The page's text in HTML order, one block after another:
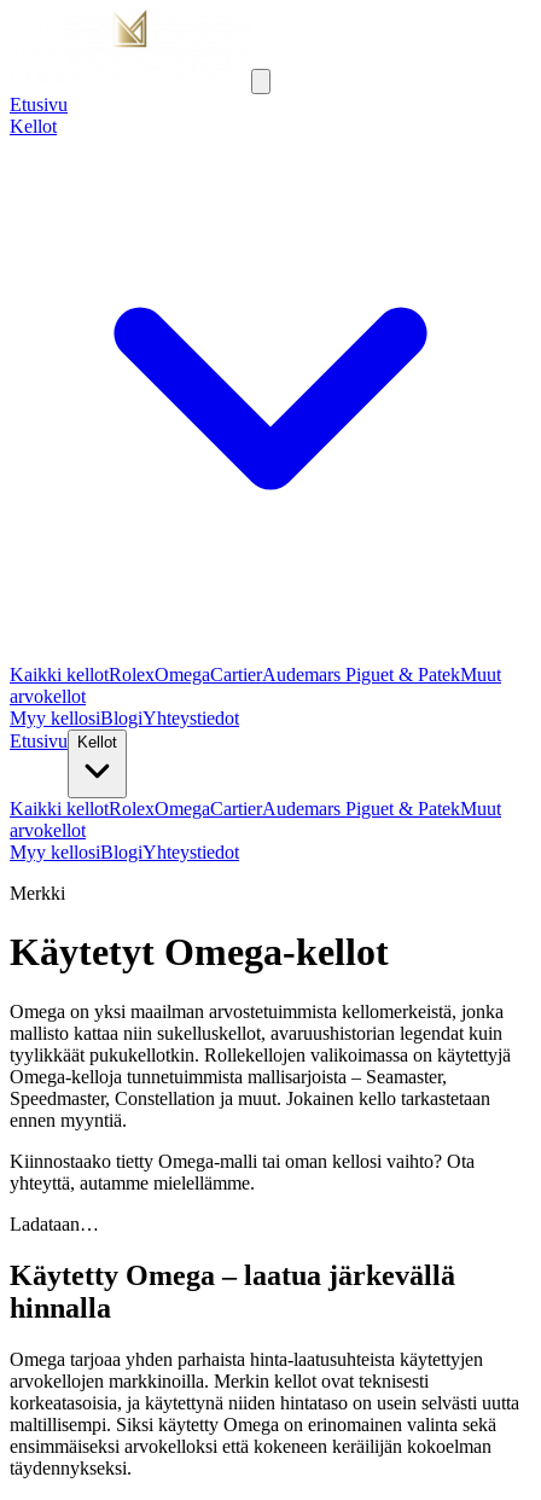
Etusivu
Kellot
Kaikki kellotRolexOmegaCartierAudemars Piguet & PatekMuut
arvokellot
Myy kellosiBlogiYhteystiedot
Etusivu
Kellot
Kaikki kellotRolexOmegaCartierAudemars Piguet & PatekMuut
arvokellot
Myy kellosiBlogiYhteystiedot
Merkki
Käytetyt Omega-kellot
Omega on yksi maailman arvostetuimmista kellomerkeistä, jonka
mallisto kattaa niin sukelluskellot, avaruushistorian legendat kuin
tyylikkäät pukukellotkin. Rollekellojen valikoimassa on käytettyjä
Omega-kelloja tunnetuimmista mallisarjoista – Seamaster,
Speedmaster, Constellation ja muut. Jokainen kello tarkastetaan
ennen myyntiä.
Kiinnostaako tietty Omega-malli tai oman kellosi vaihto? Ota
yhteyttä, autamme mielellämme.
Ladataan…
Käytetty Omega – laatua järkevällä
hinnalla
Omega tarjoaa yhden parhaista hinta-laatusuhteista käytettyjen
arvokellojen markkinoilla. Merkin kellot ovat teknisesti
korkeatasoisia, ja käytettynä niiden hintataso on usein selvästi uutta
maltillisempi. Siksi käytetty Omega on erinomainen valinta sekä
ensimmäiseksi arvokelloksi että kokeneen keräilijän kokoelman
täydennykseksi.